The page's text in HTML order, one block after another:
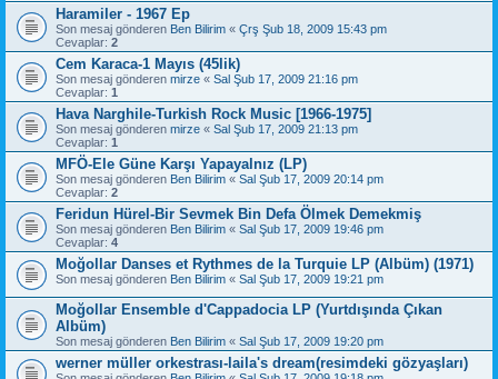
Haramiler - 1967 Ep
Son mesaj gönderen Ben Bilirim « Çrş Şub 18, 2009 15:43 pm
Cevaplar: 2
Cem Karaca-1 Mayıs (45lik)
Son mesaj gönderen mirze « Sal Şub 17, 2009 21:16 pm
Cevaplar: 1
Hava Narghile-Turkish Rock Music [1966-1975]
Son mesaj gönderen mirze « Sal Şub 17, 2009 21:13 pm
Cevaplar: 1
MFÖ-Ele Güne Karşı Yapayalnız (LP)
Son mesaj gönderen Ben Bilirim « Sal Şub 17, 2009 20:14 pm
Cevaplar: 2
Feridun Hürel-Bir Sevmek Bin Defa Ölmek Demekmiş
Son mesaj gönderen Ben Bilirim « Sal Şub 17, 2009 19:46 pm
Cevaplar: 4
Moğollar Danses et Rythmes de la Turquie LP (Albüm) (1971)
Son mesaj gönderen Ben Bilirim « Sal Şub 17, 2009 19:21 pm
Moğollar Ensemble d'Cappadocia LP (Yurtdışında Çıkan
Albüm)
Son mesaj gönderen Ben Bilirim « Sal Şub 17, 2009 19:20 pm
werner müller orkestrası-laila's dream(resimdeki gözyaşları)